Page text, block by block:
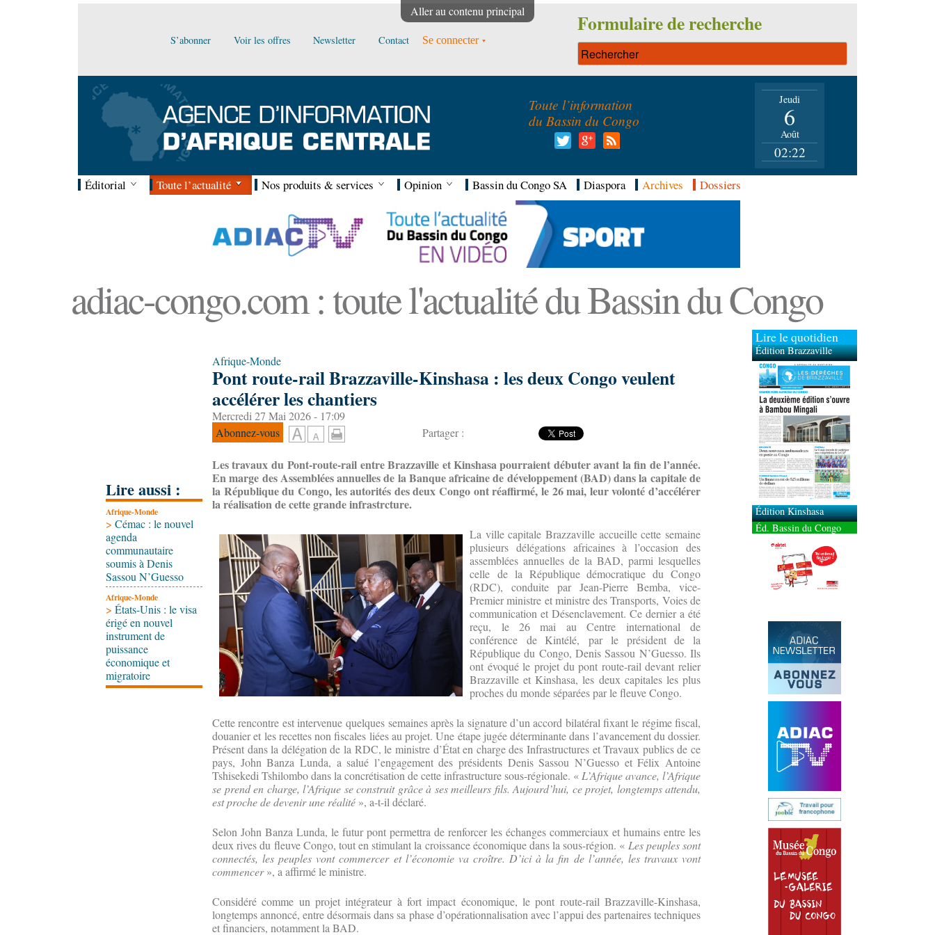
Aller au contenu principal
S’abonner Voir les offres Newsletter Contact Se connecter
Formulaire de recherche
Toute l’information
du Bassin du Congo
Jeudi
6
Août
02:22
Éditorial Toute l’actualité Nos produits & services Opinion Bassin du Congo SA Diaspora Archives Dossiers
adiac-congo.com : toute l'actualité du Bassin du Congo
Lire aussi :
Afrique-Monde
> Cémac : le nouvel
agenda
communautaire
soumis à Denis
Sassou N’Guesso
Afrique-Monde
> États-Unis : le visa
érigé en nouvel
instrument de
puissance
économique et
migratoire
Afrique-Monde
Pont route-rail Brazzaville-Kinshasa : les deux Congo veulent
accélérer les chantiers
Mercredi 27 Mai 2026 - 17:09
Abonnez-vous
Partager :
Les travaux du Pont-route-rail entre Brazzaville et Kinshasa pourraient débuter avant la fin de l’année.
En marge des Assemblées annuelles de la Banque africaine de développement (BAD) dans la capitale de
la République du Congo, les autorités des deux Congo ont réaffirmé, le 26 mai, leur volonté d’accélérer
la réalisation de cette grande infrastrcture.
La ville capitale Brazzaville accueille cette semaine
plusieurs délégations africaines à l’occasion des
assemblées annuelles de la BAD, parmi lesquelles
celle de la République démocratique du Congo
(RDC), conduite par Jean-Pierre Bemba, vice-
Premier ministre et ministre des Transports, Voies de
communication et Désenclavement. Ce dernier a été
reçu, le 26 mai au Centre international de
conférence de Kintélé, par le président de la
République du Congo, Denis Sassou N’Guesso. Ils
ont évoqué le projet du pont route-rail devant relier
Brazzaville et Kinshasa, les deux capitales les plus
proches du monde séparées par le fleuve Congo.
Cette rencontre est intervenue quelques semaines après la signature d’un accord bilatéral fixant le régime fiscal,
douanier et les recettes non fiscales liées au projet. Une étape jugée déterminante dans l’avancement du dossier.
Présent dans la délégation de la RDC, le ministre d’État en charge des Infrastructures et Travaux publics de ce
pays, John Banza Lunda, a salué l’engagement des présidents Denis Sassou N’Guesso et Félix Antoine
Tshisekedi Tshilombo dans la concrétisation de cette infrastructure sous-régionale. « L’Afrique avance, l’Afrique
se prend en charge, l’Afrique se construit grâce à ses meilleurs fils. Aujourd’hui, ce projet, longtemps attendu,
est proche de devenir une réalité », a-t-il déclaré.
Selon John Banza Lunda, le futur pont permettra de renforcer les échanges commerciaux et humains entre les
deux rives du fleuve Congo, tout en stimulant la croissance économique dans la sous-région. « Les peuples sont
connectés, les peuples vont commercer et l’économie va croître. D’ici à la fin de l’année, les travaux vont
commencer», a affirmé le ministre.
Considéré comme un projet intégrateur à fort impact économique, le pont route-rail Brazzaville-Kinshasa,
longtemps annoncé, entre désormais dans sa phase d’opérationnalisation avec l’appui des partenaires techniques
et financiers, notamment la BAD.
Lire le quotidien
Édition Brazzaville
Édition Kinshasa
Éd. Bassin du Congo